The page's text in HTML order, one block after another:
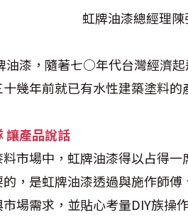
虹牌油漆總經理陳
油漆，隨著七○年代台灣經濟
幾年前就已有水性建築塗料
讓產品說話
市場中，虹牌油漆得以占得
，是虹牌油漆透過與施作師
場需求，並貼心考量DIY族操